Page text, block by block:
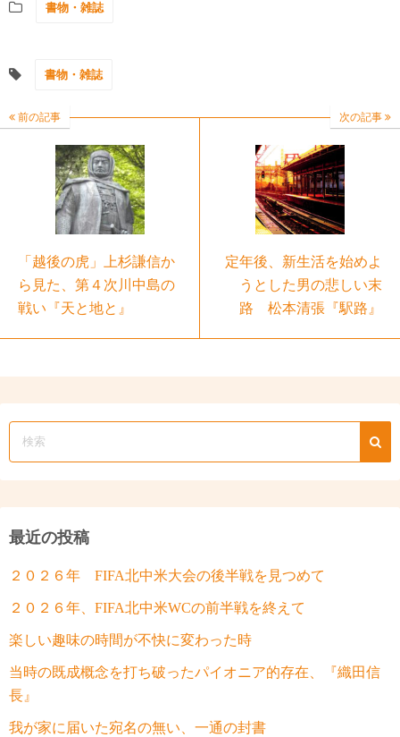
書物・雑誌
書物・雑誌
前の記事
「越後の虎」上杉謙信か
ら見た、第４次川中島の
戦い『天と地と』
次の記事
定年後、新生活を始めよ
うとした男の悲しい末
路 松本清張『駅路』
最近の投稿
２０２６年 FIFA北中米大会の後半戦を見つめて
２０２６年、FIFA北中米WCの前半戦を終えて
楽しい趣味の時間が不快に変わった時
当時の既成概念を打ち破ったパイオニア的存在、『織田信
長』
我が家に届いた宛名の無い、一通の封書